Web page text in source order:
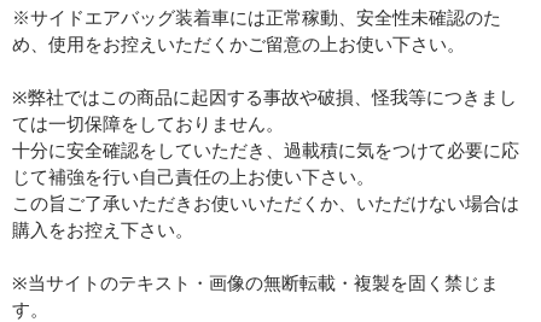
※サイドエアバッグ装着車には正常稼動、安全性未確認のた
め、使用をお控えいただくかご留意の上お使い下さい。
※弊社ではこの商品に起因する事故や破損、怪我等につきまし
ては一切保障をしておりません。
十分に安全確認をしていただき、過載積に気をつけて必要に応
じて補強を行い自己責任の上お使い下さい。
この旨ご了承いただきお使いいただくか、いただけない場合は
購入をお控え下さい。
※当サイトのテキスト・画像の無断転載・複製を固く禁じま
す。